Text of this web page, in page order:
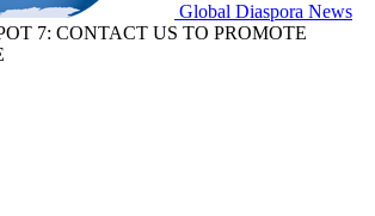
Global Diaspora News
7: CONTACT US TO PROMOTE